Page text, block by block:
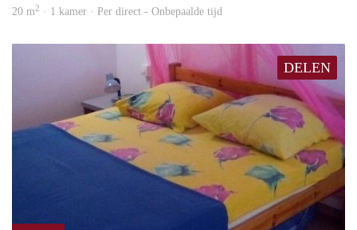
20 m2 · 1 kamer · Per direct - Onbepaalde tijd
DELEN